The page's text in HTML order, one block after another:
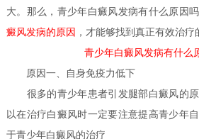
大。那么，青少年白癜风发病有什么原因
癜风发病的原因 ，才能够找到真正有效治疗
青少年白癜风发病有什么
原因一、自身免疫力低下
很多的青少年患者引发腿部白癜风的原
以在治疗白癜风时一定要注意提高青少年
于青少年白癜风的治疗